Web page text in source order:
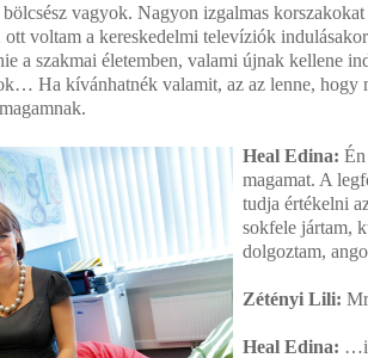
bölcsész vagyok. Nagyon izgalmas
ott voltam a kereskedelmi televíziók
a szakmai életemben, valami újnak kellene
Ha kívánhatnék valamit, az az lenne, hogy
Heal Edina: Én
magamat. A
tudja értékelni
sokfele jártam,
dolgoztam,
Zétényi Lili:
Heal Edina: